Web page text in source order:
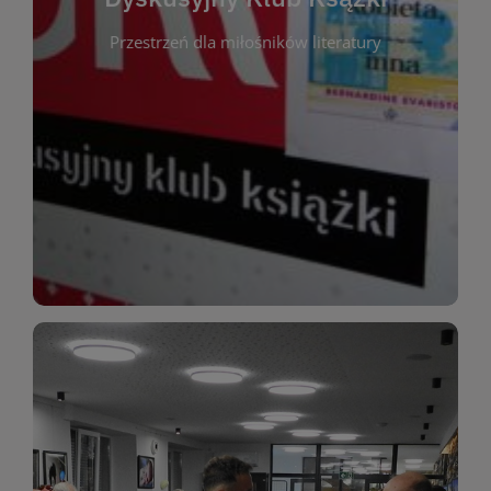
Przestrzeń dla miłośników literatury
Dyskusyjny Klub Ksążki
Dyskusyjny Klub Książki to przestrzeń dla
miłośników literatury, którzy lubią dzielić się
opiniami i emocjami po lekturze. Spotykamy się
regularnie, by rozmawiać o wybranych tytułach z
różnych gatunków literackich. Każde spotkanie to
okazja do inspirującej dyskusji, wymiany
miłośników estetycznych doznań!
WIĘCEJ